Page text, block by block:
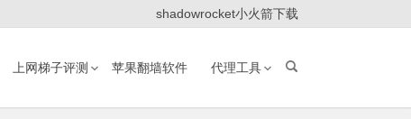
shadowrocket小火箭下载
上网梯子评测 苹果翻墙软件 代理工具